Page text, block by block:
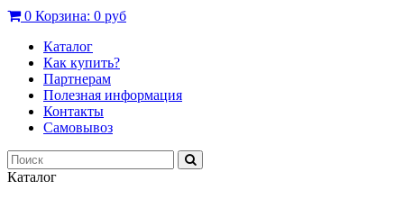
0 Корзина: 0 руб
Каталог
Как купить?
Партнерам
Полезная информация
Контакты
Самовывоз
Каталог